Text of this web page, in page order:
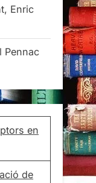
Enric
Pennac
en
de